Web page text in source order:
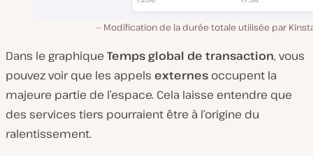
Modification de la durée totale utilisée par
Dans le graphique Temps global de transaction, vous
pouvez voir que les appels externes occupent la
majeure partie de l’espace. Cela laisse entendre que
des services tiers pourraient être à l’origine du
ralentissement.